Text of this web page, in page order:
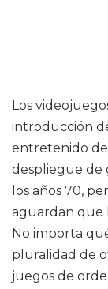
Los
introducción
entretenido
despliegue de
los años 70,
aguardan que
No importa
pluralidad de
juegos de